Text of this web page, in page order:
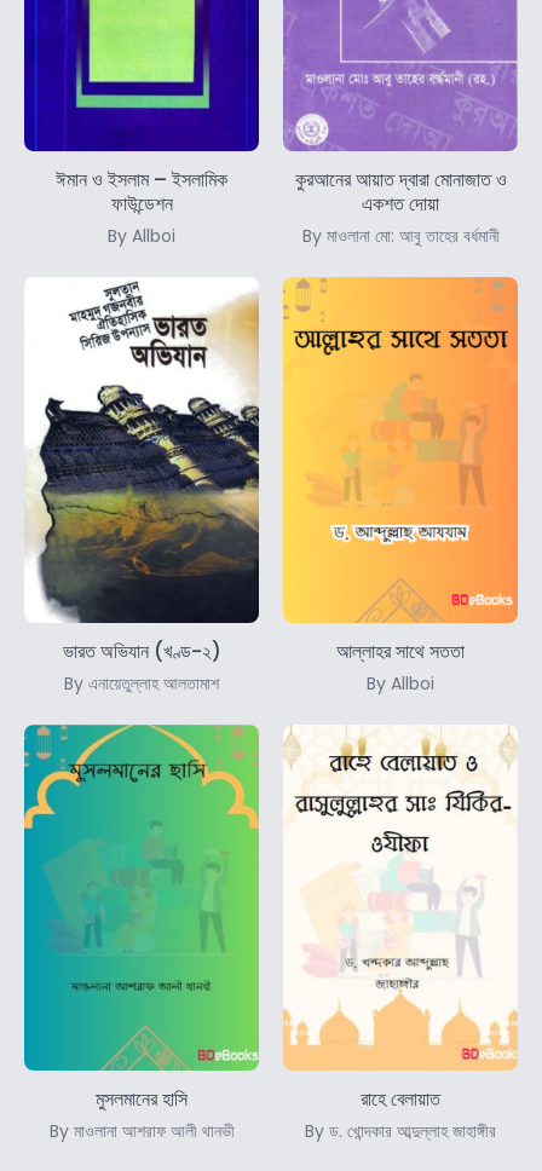
ঈমান ও ইসলাম – ইসলামিক
ফাউন্ডেশন
By Allboi
কুরআনের আয়াত দ্বারা মোনাজাত ও
একশত দোয়া
By মাওলানা মো: আবু তাহের বর্ধমানী
ভারত অভিযান (খণ্ড-২)
By এনায়েতুল্লাহ আলতামাশ
আল্লাহর সাথে সততা
By Allboi
মুসলমানের হাসি
By মাওলানা আশরাফ আলী থানভী
রাহে বেলায়াত
By ড. খোন্দকার আব্দুল্লাহ জাহাঙ্গীর